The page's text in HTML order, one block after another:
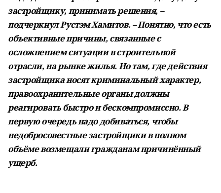
застройщику, принимать решения, –
подчеркнул Рустэм Хамитов. – Понятно, что есть
объективные причины, связанные с
осложнением ситуации в строительной
отрасли, на рынке жилья. Но там, где действия
застройщика носят криминальный характер,
правоохранительные органы должны
реагировать быстро и бескомпромиссно. В
первую очередь надо добиваться, чтобы
недобросовестные застройщики в полном
объёме возмещали гражданам причинённый
ущерб.